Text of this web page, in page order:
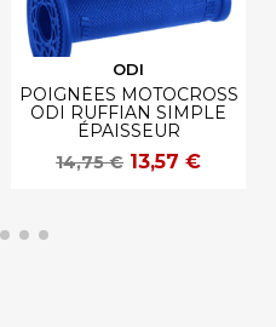
ODI
POIGNÉES MOTOCROSS
ODI RUFFIAN SIMPLE
ÉPAISSEUR
14,75 € 13,57 €